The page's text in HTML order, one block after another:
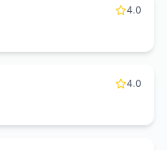
4.0
4.0